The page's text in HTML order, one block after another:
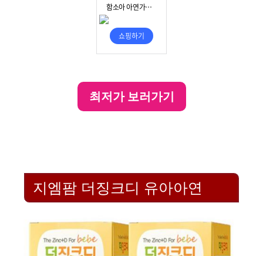
최저가 보러가기
지엠팜 더징크디 유아아연